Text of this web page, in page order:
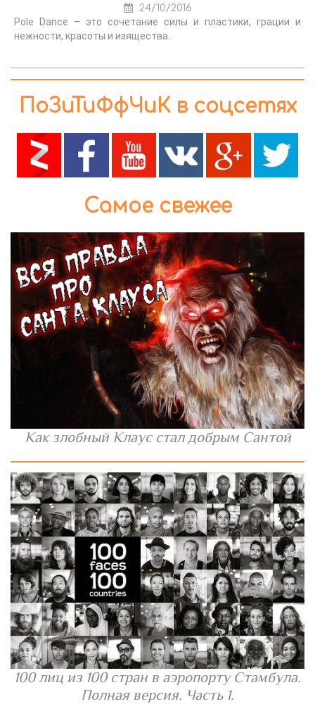
24/10/2016
Pole Dance – это сочетание силы и пластики, грации и
нежности, красоты и изящества.
ПоЗиТиФфЧиК в соцсетях
Самое свежее
Как злобный Клаус стал добрым Сантой
100 лиц из 100 стран в аэропорту Стамбула.
Полная версия. Часть 1.